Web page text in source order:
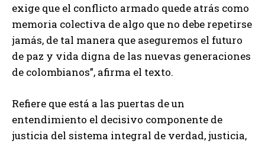
exige que el conflicto armado quede atrás como
memoria colectiva de algo que no debe repetirse
jamás, de tal manera que aseguremos el futuro
de paz y vida digna de las nuevas generaciones
de colombianos”, afirma el texto.
Refiere que está a las puertas de un
entendimiento el decisivo componente de
justicia del sistema integral de verdad, justicia,